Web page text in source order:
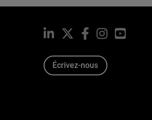
LinkedIn Facebook
InstagramYouTube
Écrivez-nous